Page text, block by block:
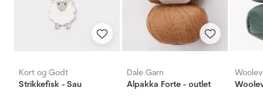
Kort og Godt
Strikkefisk - Sau
Dale Garn
Alpakka Forte - outlet